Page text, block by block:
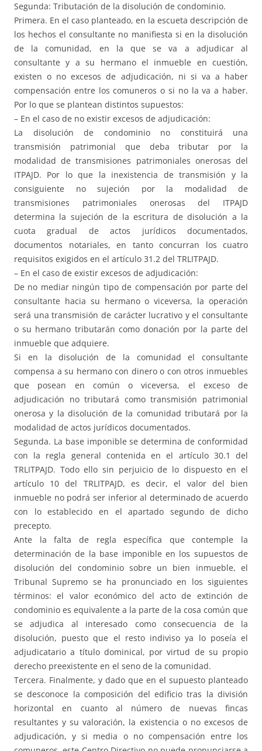
Segunda: Tributación de la disolución de condominio.
Primera. En el caso planteado, en la escueta descripción de
los hechos el consultante no manifiesta si en la disolución
de la comunidad, en la que se va a adjudicar al
consultante y a su hermano el inmueble en cuestión,
existen o no excesos de adjudicación, ni si va a haber
compensación entre los comuneros o si no la va a haber.
Por lo que se plantean distintos supuestos:
– En el caso de no existir excesos de adjudicación:
La disolución de condominio no constituirá una
transmisión patrimonial que deba tributar por la
modalidad de transmisiones patrimoniales onerosas del
ITPAJD. Por lo que la inexistencia de transmisión y la
consiguiente no sujeción por la modalidad de
transmisiones patrimoniales onerosas del ITPAJD
determina la sujeción de la escritura de disolución a la
cuota gradual de actos jurídicos documentados,
documentos notariales, en tanto concurran los cuatro
requisitos exigidos en el artículo 31.2 del TRLITPAJD.
– En el caso de existir excesos de adjudicación:
De no mediar ningún tipo de compensación por parte del
consultante hacia su hermano o viceversa, la operación
será una transmisión de carácter lucrativo y el consultante
o su hermano tributarán como donación por la parte del
inmueble que adquiere.
Si en la disolución de la comunidad el consultante
compensa a su hermano con dinero o con otros inmuebles
que posean en común o viceversa, el exceso de
adjudicación no tributará como transmisión patrimonial
onerosa y la disolución de la comunidad tributará por la
modalidad de actos jurídicos documentados.
Segunda. La base imponible se determina de conformidad
con la regla general contenida en el artículo 30.1 del
TRLITPAJD. Todo ello sin perjuicio de lo dispuesto en el
artículo 10 del TRLITPAJD, es decir, el valor del bien
inmueble no podrá ser inferior al determinado de acuerdo
con lo establecido en el apartado segundo de dicho
precepto.
Ante la falta de regla específica que contemple la
determinación de la base imponible en los supuestos de
disolución del condominio sobre un bien inmueble, el
Tribunal Supremo se ha pronunciado en los siguientes
términos: el valor económico del acto de extinción de
condominio es equivalente a la parte de la cosa común que
se adjudica al interesado como consecuencia de la
disolución, puesto que el resto indiviso ya lo poseía el
adjudicatario a título dominical, por virtud de su propio
derecho preexistente en el seno de la comunidad.
Tercera. Finalmente, y dado que en el supuesto planteado
se desconoce la composición del edificio tras la división
horizontal en cuanto al número de nuevas fincas
resultantes y su valoración, la existencia o no excesos de
adjudicación, y si media o no compensación entre los